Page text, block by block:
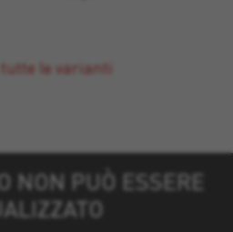
tutte le varianti
NON PUÒ ESSERE